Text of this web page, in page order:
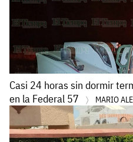
Casi 24 horas sin dormir
en la Federal 57
MARIO